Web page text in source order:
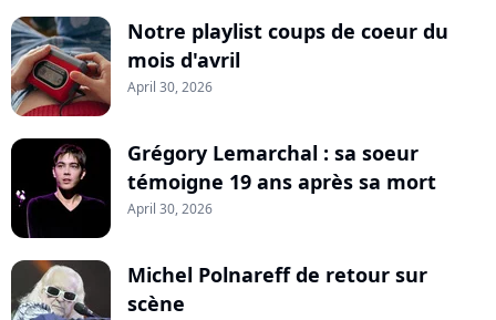
Notre playlist coups de coeur du
mois d'avril
April 30, 2026
Grégory Lemarchal : sa soeur
témoigne 19 ans après sa mort
April 30, 2026
Michel Polnareff de retour sur
scène